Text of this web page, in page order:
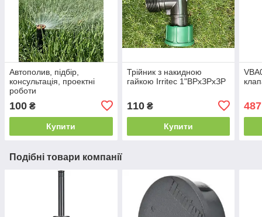
Автополив, підбір,
консультація, проектні
роботи
100 ₴
Купити
Трійник з накидною
гайкою Irritec 1"ВРхЗРхЗР
110₴
Купити
Подібні товари компанії